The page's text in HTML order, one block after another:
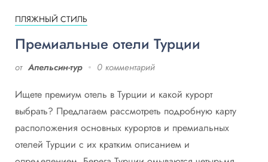
ПЛЯЖНЫЙ СТИЛЬ
Премиальные отели Турции
от Апельсин-тур 0 комментарий
Ищете премиум отель в Турции и какой курорт
выбрать? Предлагаем рассмотреть подробную карту
расположения основных курортов и премиальных
отелей Турции с их кратким описанием и